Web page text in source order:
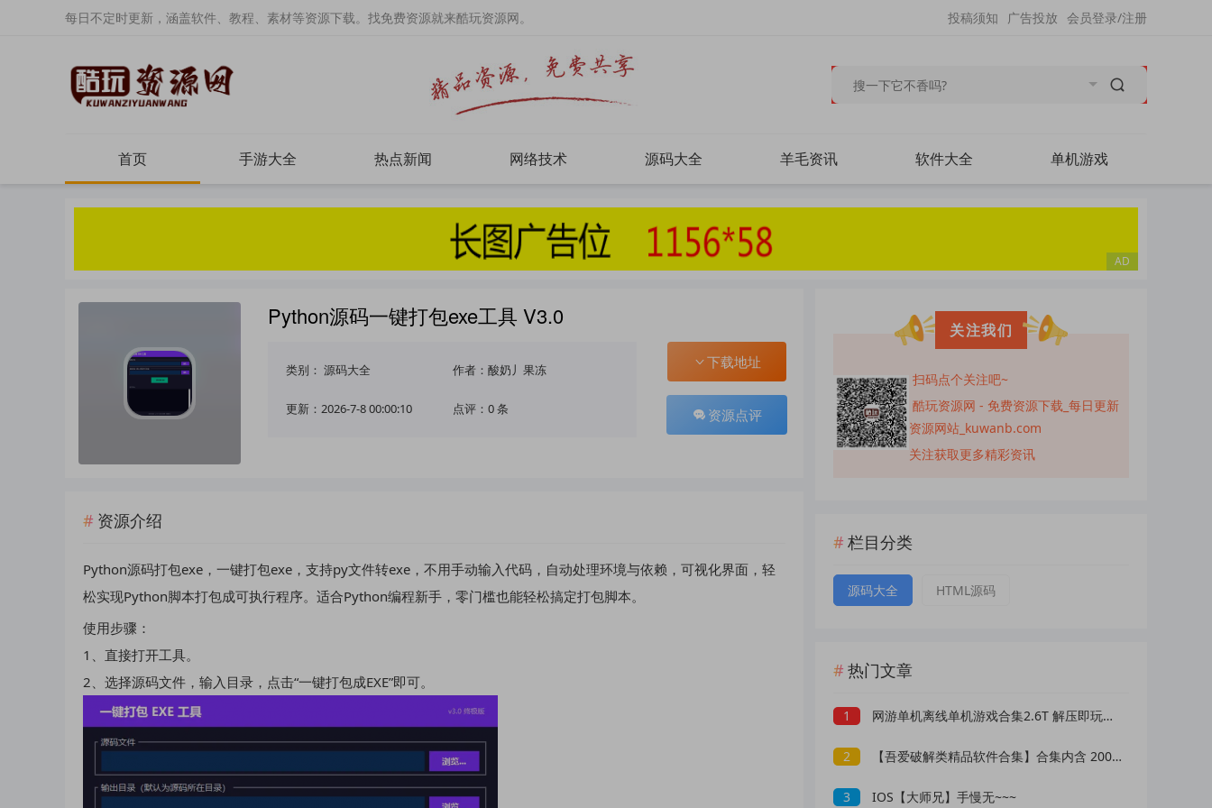
每日不定时更新，涵盖软件、教程、素材等资源下载。找免费资源就来酷玩资源网。 会员登录/注册
广告投放
投稿须知
首页 手游大全 热点新闻 网络技术 源码大全 羊毛资讯 软件大全 单机游戏
Python源码一键打包exe工具 V3.0
类别： 源码大全 作者：酸奶丿果冻
更新：2026-7-8 00:00:10 点评：0 条
下载地址
资源点评
资源介绍
Python源码打包exe，一键打包exe，支持py文件转exe，不用手动输入代码，自动处理环境与依赖，可视化界面，轻
松实现Python脚本打包成可执行程序。适合Python编程新手，零门槛也能轻松搞定打包脚本。
使用步骤：
1、直接打开工具。
2、选择源码文件，输入目录，点击“一键打包成EXE”即可。
关注我们
扫码点个关注吧~
酷玩资源网 - 免费资源下载_每日更新
资源网站_kuwanb.com
关注获取更多精彩资讯
栏目分类
源码大全 HTML源码
热门文章
1 网游单机离线单机游戏合集2.6T 解压即玩 网盘下载 一键端免安装免配置
2 【吾爱破解类精品软件合集】合集内含 2000 +实用工具 【1.5GB】
3 IOS【大师兄】手慢无~~~